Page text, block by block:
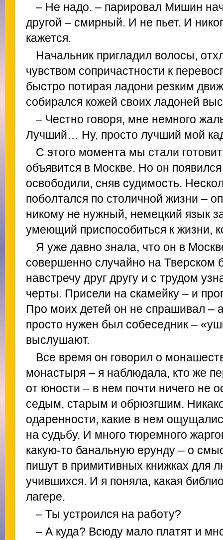
– Не надо. – парировал Мишин
другой – смирный. И не пьет. И
кажется.
Начальник пригладил волосы,
чувством сопричастности к
быстро потирая ладони резким
собирался кожей своих ладоней
– Честно говоря, мне немного
Лучший… Ну, просто лучший мой
С этого момента мы стали
объявится в Москве. Но он
освободили, сняв судимость.
поболтался по столичной жизни –
никому не нужный, немецкий язык
умеющий приспособиться к жизни,
Я уже давно знала, что он в
совершенно случайно на Тверском
навстречу друг другу и с трудом
черты. Присели на скамейку – и
Про моих детей он не спрашивал –
просто нужен был собеседник –
выслушают.
Все время он говорил о
монастыря – я наблюдала, кто же
от юности – в нем почти ничего не
седым, старым и обрюзгшим.
одаренности, какие в нем
на судьбу. И много тюремного
какую-то банальную ерунду – о
пишут в примитивных книжках для
учившихся. И я поняла, какая
лагере.
– Ты устроился на работу?
– А куда? Всюду мало платят и